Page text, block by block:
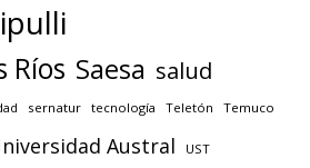
Ríos Saesa salud
sernatur tecnología Teletón Temuco
Austral UST